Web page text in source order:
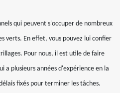
qui peuvent s'occuper de nombreux
verts. En effet, vous pouvez lui confier
Pour nous, il est utile de faire
a plusieurs années d'expérience en la
fixés pour terminer les tâches.